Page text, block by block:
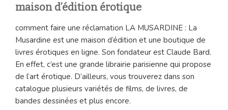
maison d’édition érotique
comment faire une réclamation LA MUSARDINE : La
Musardine est une maison d’édition et une boutique de
livres érotiques en ligne. Son fondateur est Claude Bard.
En effet, c’est une grande librairie parisienne qui propose
de l’art érotique. D’ailleurs, vous trouverez dans son
catalogue plusieurs variétés de films, de livres, de
bandes dessinées et plus encore.